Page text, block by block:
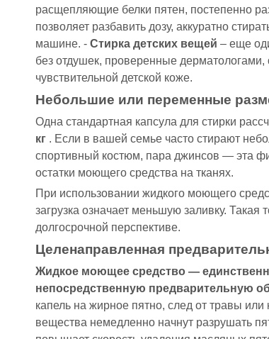
расщепляющие белки пятен, постепенно
позволяет разбавить дозу, аккуратно
машине. - Стирка детских вещей – еще
без отдушек, проверенные
чувствительной детской коже.
Небольшие или переменные
Одна стандартная капсула для стирки
кг . Если в вашей семье часто стирают
спортивный костюм, пара джинсов — эта
остатки моющего средства на тканях.
При использовании жидкого моющего
загрузка означает меньшую заливку. Такая
долгосрочной перспективе.
Целенаправленная
Жидкое моющее средство —
непосредственную предварительную
капель на жирное пятно, след от травы или
вещества немедленно начнут разрушать